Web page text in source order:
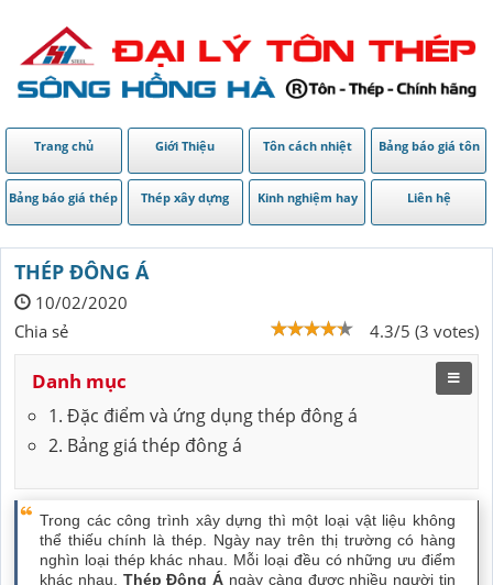
Trang chủ Giới Thiệu Tôn cách nhiệt Bảng báo giá tôn
Bảng báo giá thép Thép xây dựng Kinh nghiệm hay Liên hệ
THÉP ĐÔNG Á
10/02/2020
4.3/5 (3 votes)
Chia sẻ
Danh mục
1. Đặc điểm và ứng dụng thép đông á
2. Bảng giá thép đông á
Trong các công trình xây dựng thì một loại vật liệu không
thể thiếu chính là thép. Ngày nay trên thị trường có hàng
nghìn loại thép khác nhau. Mỗi loại đều có những ưu điểm
khác nhau. Thép Đông Á ngày càng được nhiều người tin